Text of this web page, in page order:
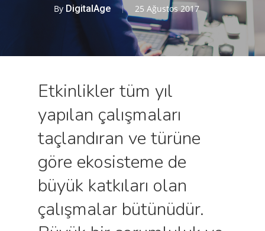
By DigitalAge 25 Ağustos 2017
Etkinlikler tüm yıl
yapılan çalışmaları
taçlandıran ve türüne
göre ekosisteme de
büyük katkıları olan
çalışmalar bütünüdür.